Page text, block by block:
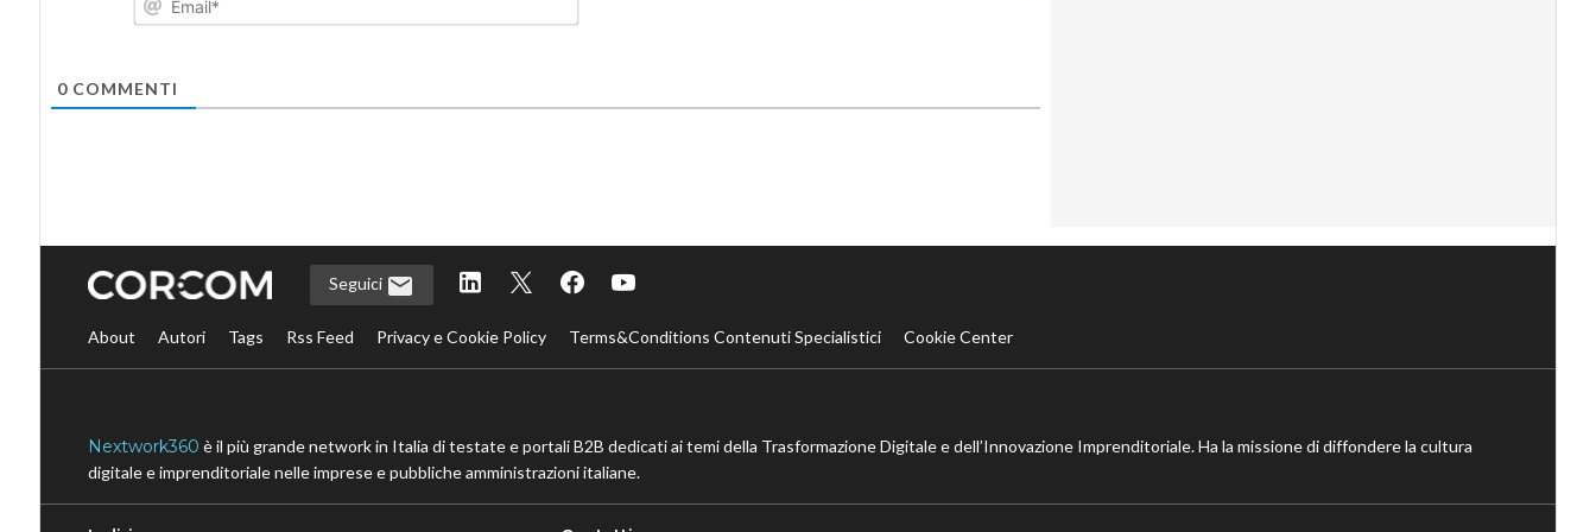
0COMMENTI
Seguici
About Autori Tags Rss Feed Privacy e Cookie Policy Terms&Conditions Contenuti Specialistici Cookie Center
Nextwork360 è il più grande network in Italia di testate e portali B2B dedicati ai temi della Trasformazione Digitale e dell’Innovazione Imprenditoriale. Ha la missione di diffondere la cultura
digitale e imprenditoriale nelle imprese e pubbliche amministrazioni italiane.